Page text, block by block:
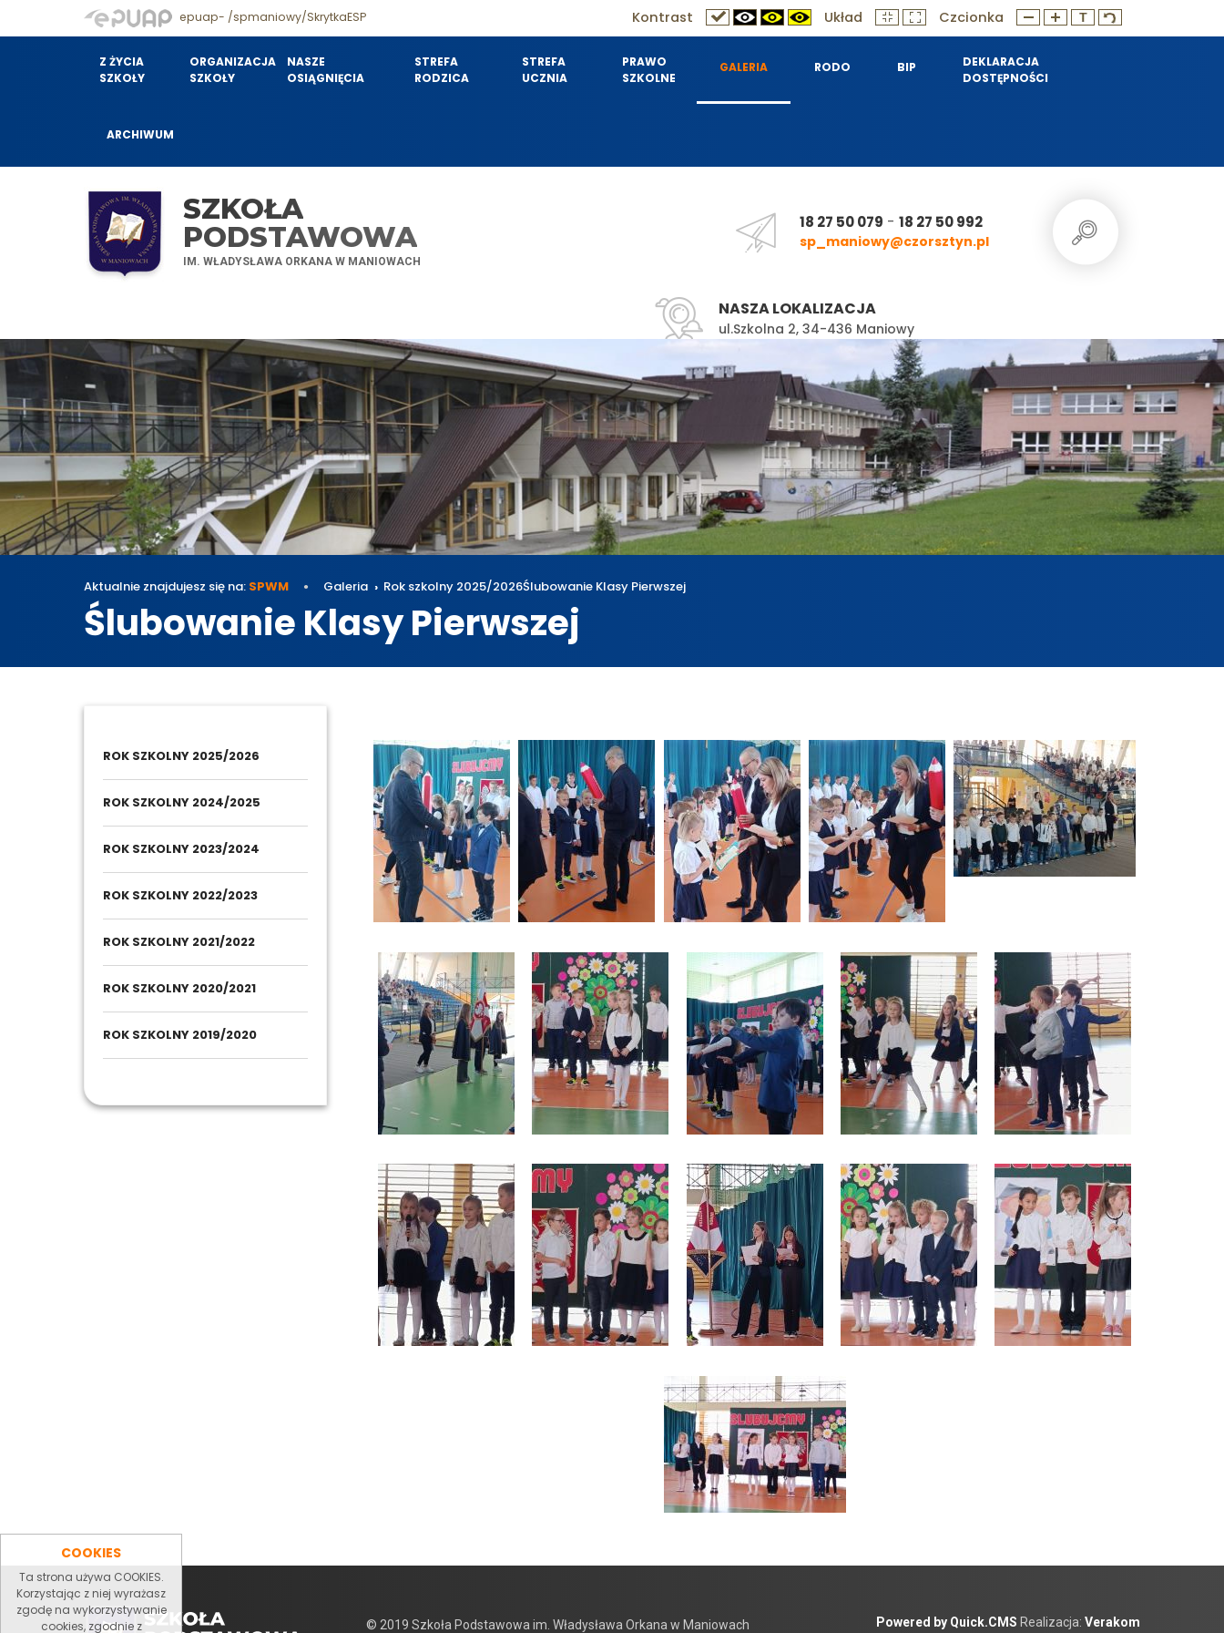
COOKIES
Ta strona używa COOKIES.
Korzystając z niej wyrażasz
zgodę na wykorzystywanie
cookies, zgodnie z
epuap- /spmaniowy/SkrytkaESP Kontrast Układ Czcionka
Z ŻYCIA
SZKOŁY
ORGANIZACJA
SZKOŁY
NASZE
OSIĄGNIĘCIA
STREFA
RODZICA
STREFA
UCZNIA
PRAWO
SZKOLNE
GALERIA RODO BIP
DEKLARACJA
DOSTĘPNOŚCI
ARCHIWUM
SZKOŁA
PODSTAWOWA
IM. WŁADYSŁAWA ORKANA W MANIOWACH
18 27 50 079 - 18 27 50 992
sp_maniowy@czorsztyn.pl
NASZA LOKALIZACJA
ul.Szkolna 2, 34-436 Maniowy
Aktualnie znajdujesz się na: SPWM Galeria Rok szkolny 2025/2026Ślubowanie Klasy Pierwszej
Ślubowanie Klasy Pierwszej
ROK SZKOLNY 2025/2026
ROK SZKOLNY 2024/2025
ROK SZKOLNY 2023/2024
ROK SZKOLNY 2022/2023
ROK SZKOLNY 2021/2022
ROK SZKOLNY 2020/2021
ROK SZKOLNY 2019/2020
© 2019 Szkoła Podstawowa im. Władysława Orkana w Maniowach Powered by Quick.CMS Realizacja: Verakom